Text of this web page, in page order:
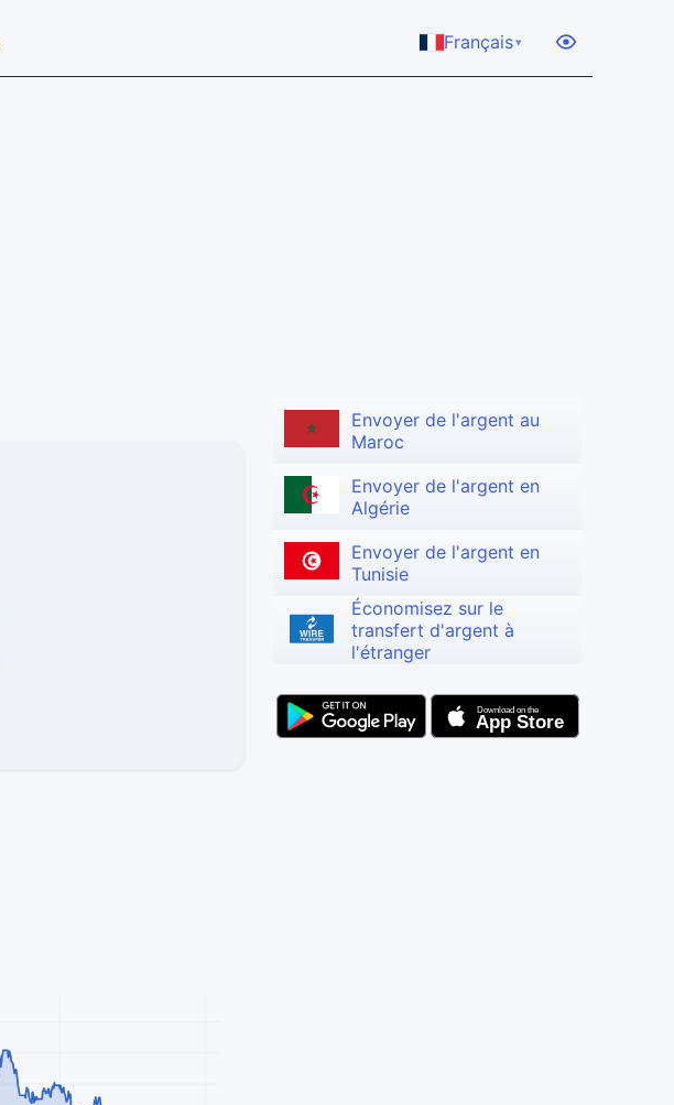
Français▾
Envoyer de l'argent au
Maroc
Envoyer de l'argent en
Algérie
Envoyer de l'argent en
Tunisie
Économisez sur le
transfert d'argent à
l'étranger